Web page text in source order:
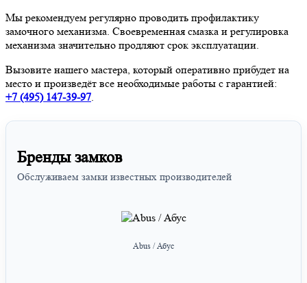
Мы рекомендуем регулярно проводить профилактику
замочного механизма. Своевременная смазка и регулировка
механизма значительно продляют срок эксплуатации.
Вызовите нашего мастера, который оперативно прибудет на
место и произведёт все необходимые работы с гарантией:
+7 (495)147-39-97.
Бренды замков
Обслуживаем замки известных производителей
Abus / Абус